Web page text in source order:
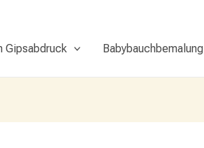
Gipsabdruck Babybauchbemalung